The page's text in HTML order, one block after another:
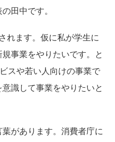
田中です。
れます。仮に私が学生に
事業をやりたいです。と
スや若い人向けの事業で
識して事業をやりたいと
葉があります。消費者庁に